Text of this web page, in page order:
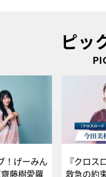
ピッ
！げーみん
藤樹愛羅
『クロス
救急の約